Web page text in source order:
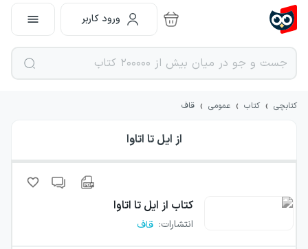
ورود کاربر
کتابچی › کتاب › عمومی › قاف
از ایل تا اتاوا
کتاب از ایل تا اتاوا
انتشارات: قاف